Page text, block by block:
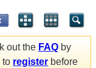
out the FAQ by
to register before